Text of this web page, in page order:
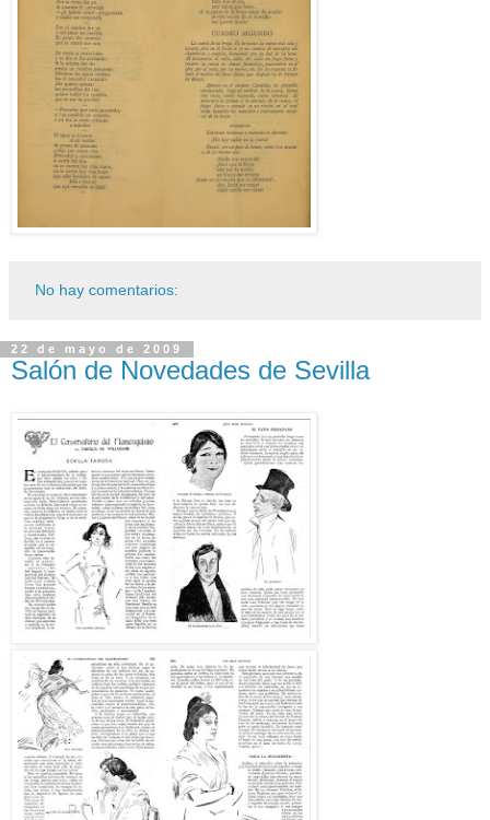
No hay comentarios:
22 de mayo de 2009
Salón de Novedades de Sevilla